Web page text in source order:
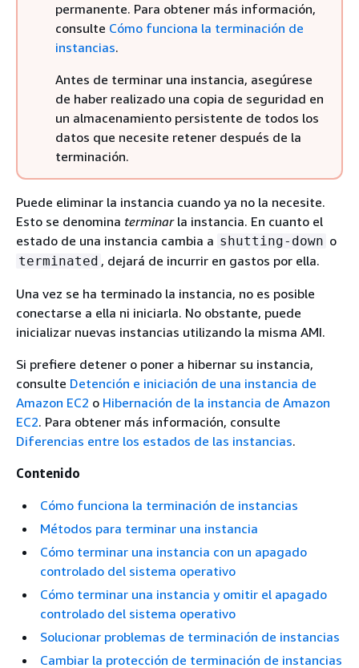
permanente. Para obtener más información,
consulte Cómo funciona la terminación de
instancias.
Antes de terminar una instancia, asegúrese
de haber realizado una copia de seguridad en
un almacenamiento persistente de todos los
datos que necesite retener después de la
terminación.
Puede eliminar la instancia cuando ya no la necesite.
Esto se denomina terminarla instancia. En cuanto el
estado de una instancia cambia a shutting-down o
terminated , dejará de incurrir en gastos por ella.
Una vez se ha terminado la instancia, no es posible
conectarse a ella ni iniciarla. No obstante, puede
inicializar nuevas instancias utilizando la misma AMI.
Si prefiere detener o poner a hibernar su instancia,
consulte Detención e iniciación de una instancia de
Amazon EC2 o Hibernación de la instancia de Amazon
EC2. Para obtener más información, consulte
Diferencias entre los estados de las instancias.
Contenido
Cómo funciona la terminación de instancias
Métodos para terminar una instancia
Cómo terminar una instancia con un apagado
controlado del sistema operativo
Cómo terminar una instancia y omitir el apagado
controlado del sistema operativo
Solucionar problemas de terminación de instancias
Cambiar la protección de terminación de instancias